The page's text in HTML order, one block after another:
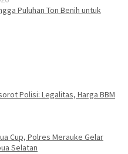
Puluhan Ton Benih untuk
Polisi: Legalitas, Harga BBM
Cup, Polres Merauke Gelar
Selatan